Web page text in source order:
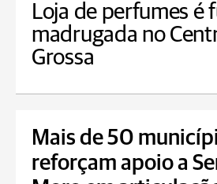
Loja de perfumes é
madrugada no
Grossa
Mais de 50
reforçam apoio a